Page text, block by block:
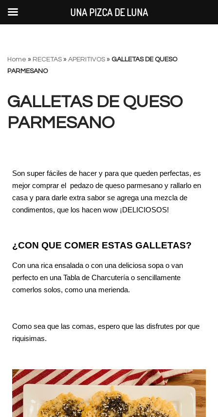
al
contenido
Home » RECETAS » APERITIVOS » GALLETAS DE QUESO
PARMESANO
GALLETAS DE QUESO
PARMESANO
Son super fáciles de hacer y para que queden perfectas, es
mejor comprar el pedazo de queso parmesano y rallarlo en
casa y para darle extra sabor se agrega una mezcla de
condimentos, que los hacen wow ¡DELICIOSOS!
¿CON QUE COMER ESTAS GALLETAS?
Con una rica ensalada o con una deliciosa sopa o van
perfecto en una Tabla de Charcutería o sencillamente
comerlos solos, como una merienda.
Como sea que las comas, espero que las disfrutes por que
riquisimas.
UNA PIZCA DE LUNA